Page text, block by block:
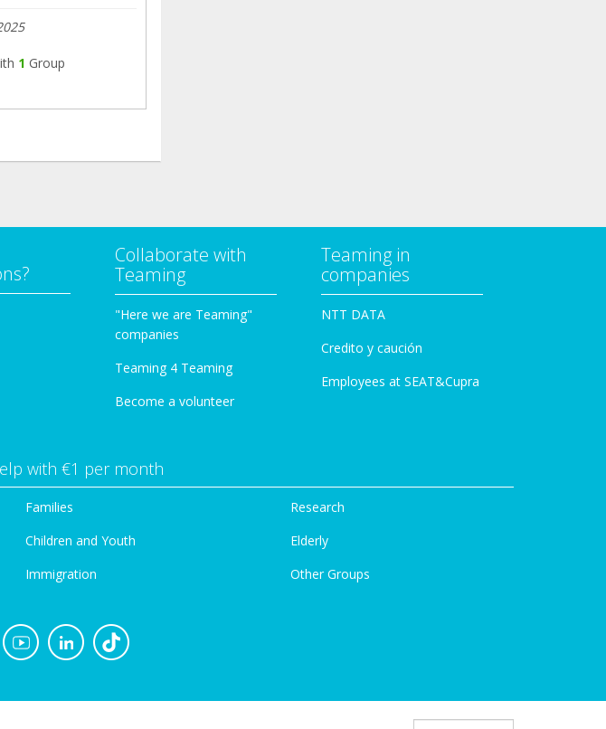
1 Group
Collaborate with
Teaming
"Here we are Teaming"
companies
Teaming 4 Teaming
Become a volunteer
Teaming in
companies
NTT DATA
Credito y caución
Employees at SEAT&Cupra
with €1 per month
Families
Children and Youth
Immigration
Research
Elderly
Other Groups